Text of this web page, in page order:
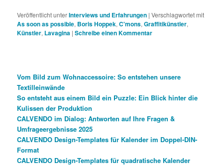
Veröffentlicht unterInterviews und Erfahrungen |Verschlagwortet mit
As soon as possible, Boris Hoppek,C'mons,Graffitikünstler,
Künstler, Lavagina |Schreibe einen Kommentar
Vom Bild zum Wohnaccessoire: So entstehen unsere
Textilleinwände
So entsteht aus einem Bild ein Puzzle: Ein Blick hinter die
Kulissen der Produktion
CALVENDO im Dialog: Antworten auf Ihre Fragen &
Umfrageergebnisse 2025
CALVENDO Design-Templates für Kalender im Doppel-DIN-
Format
CALVENDO Design-Templates für quadratische Kalender